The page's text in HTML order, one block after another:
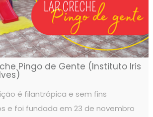
Pingo de Gente (Instituto Iris
é filantrópica e sem fins
e foi fundada em 23 de novembro